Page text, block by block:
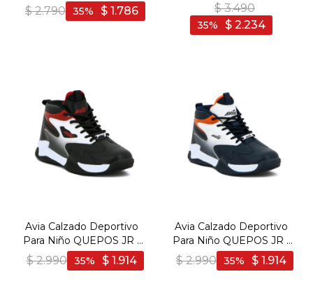
Para Niño ONEUS JR
RED - Rojo
$ 2.790 $ 1.786
35
BLACK/WHITE - Negro-
Blanco
$ 3.490
$ 2.234
35
Avia Calzado Deportivo
Para Niño QUEPOS JR -
WHITE/BLACK/RED -
Blanco-Negro
$ 2.990 $ 1.914
35
Avia Calzado Deportivo
Para Niño QUEPOS JR -
WHITE/NAVY/ORANGE -
Blanco-Marino
$ 2.990 $ 1.914
35